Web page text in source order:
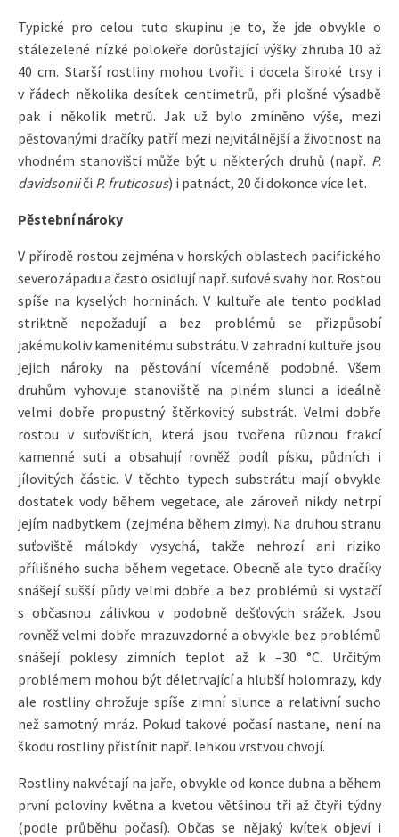
Typické pro celou tuto skupinu je to, že jde obvykle o
stálezelené nízké polokeře dorůstající výšky zhruba 10 až
40 cm. Starší rostliny mohou tvořit i docela široké trsy i
v řádech několika desítek centimetrů, při plošné výsadbě
pak i několik metrů. Jak už bylo zmíněno výše, mezi
pěstovanými dračíky patří mezi nejvitálnější a životnost na
vhodném stanovišti může být u některých druhů (např. P.
davidsoniiči P. fruticosus) i patnáct, 20 či dokonce více let.
Pěstební nároky
V přírodě rostou zejména v horských oblastech pacifického
severozápadu a často osidlují např. suťové svahy hor. Rostou
spíše na kyselých horninách. V kultuře ale tento podklad
striktně nepožadují a bez problémů se přizpůsobí
jakémukoliv kamenitému substrátu. V zahradní kultuře jsou
jejich nároky na pěstování víceméně podobné. Všem
druhům vyhovuje stanoviště na plném slunci a ideálně
velmi dobře propustný štěrkovitý substrát. Velmi dobře
rostou v suťovištích, která jsou tvořena různou frakcí
kamenné suti a obsahují rovněž podíl písku, půdních i
jílovitých částic. V těchto typech substrátu mají obvykle
dostatek vody během vegetace, ale zároveň nikdy netrpí
jejím nadbytkem (zejména během zimy). Na druhou stranu
suťoviště málokdy vysychá, takže nehrozí ani riziko
přílišného sucha během vegetace. Obecně ale tyto dračíky
snášejí sušší půdy velmi dobře a bez problémů si vystačí
s občasnou zálivkou v podobně dešťových srážek. Jsou
rovněž velmi dobře mrazuvzdorné a obvykle bez problémů
snášejí poklesy zimních teplot až k –30 °C. Určitým
problémem mohou být déletrvající a hlubší holomrazy, kdy
ale rostliny ohrožuje spíše zimní slunce a relativní sucho
než samotný mráz. Pokud takové počasí nastane, není na
škodu rostliny přistínit např. lehkou vrstvou chvojí.
Rostliny nakvétají na jaře, obvykle od konce dubna a během
první poloviny května a kvetou většinou tři až čtyři týdny
(podle průběhu počasí). Občas se nějaký kvítek objeví i